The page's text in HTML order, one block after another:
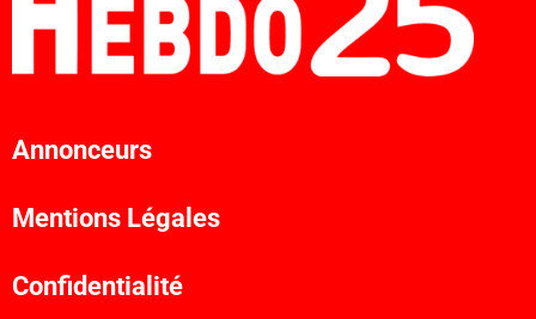
Annonceurs
Mentions Légales
Confidentialité